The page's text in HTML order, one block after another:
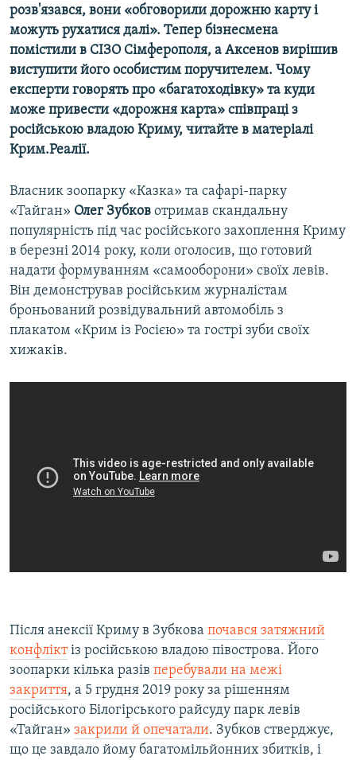
розв'язався, вони «обговорили дорожню карту і
можуть рухатися далі». Тепер бізнесмена
помістили в СІЗО Сімферополя, а Аксенов вирішив
виступити його особистим поручителем. Чому
експерти говорять про «багатоходівку» та куди
може привести «дорожня карта» співпраці з
російською владою Криму, читайте в матеріалі
Крим.Реалії.
Власник зоопарку «Казка» та сафарі-парку
«Тайган» Олег Зубков отримав скандальну
популярність під час російського захоплення Криму
в березні 2014 року, коли оголосив, що готовий
надати формуванням «самооборони» своїх левів.
Він демонстрував російським журналістам
броньований розвідувальний автомобіль з
плакатом «Крим із Росією» та гострі зуби своїх
хижаків.
Після анексії Криму в Зубкова почався затяжний
конфліктіз російською владою півострова. Його
зоопарки кілька разів перебували на межі
закриття, а 5 грудня 2019 року за рішенням
російського Білогірського райсуду парк левів
«Тайган» закрили й опечатали. Зубков стверджує,
що це завдало йому багатомільйонних збитків, і